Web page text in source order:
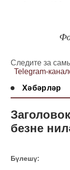
Следите за
Telegram-
Хәбәрләр
безне
Бүлешү: